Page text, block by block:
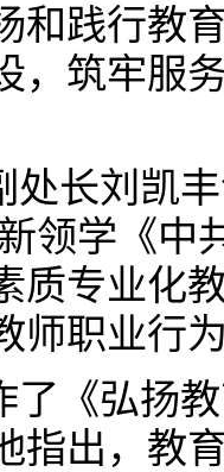
和践行教
，筑牢服
处长刘凯
领学《中
质专业化
师职业行
了《弘扬
指出，教